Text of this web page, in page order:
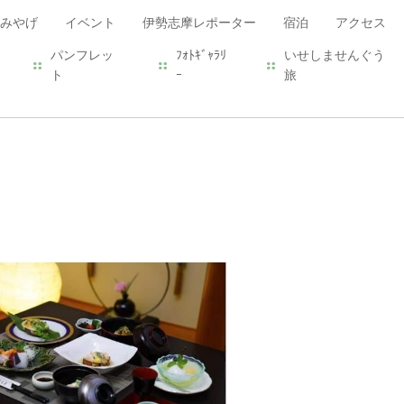
やげ イベント 伊勢志摩レポーター 宿泊 アクセス
パンフレッ
ト
ﾌｫﾄｷﾞｬﾗﾘ
ｰ
いせしませんぐう
旅